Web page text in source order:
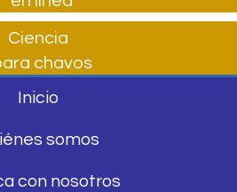
Ciencia
chavos
Inicio
somos
con nosotros